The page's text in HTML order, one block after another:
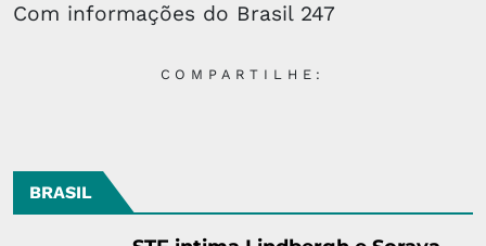
Com informações do Brasil 247
COMPARTILHE:
BRASIL